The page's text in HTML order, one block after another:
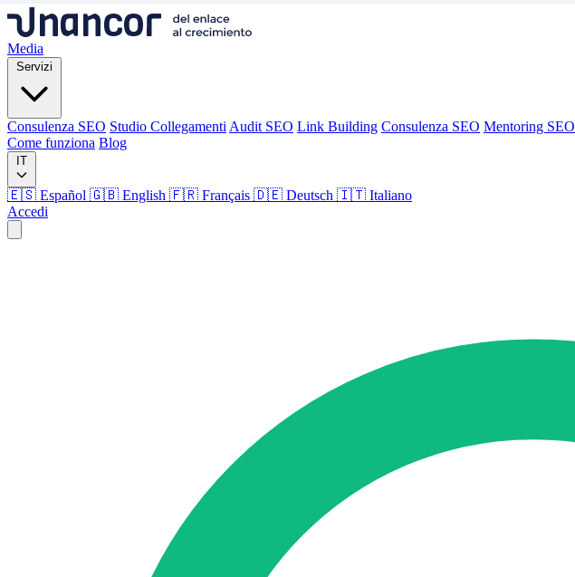
Media
Servizi
Consulenza SEO Studio Collegamenti Audit SEO Link Building Consulenza SEO Mentoring SEO
Come funziona Blog
IT
🇪🇸 Español 🇬🇧 English 🇫🇷 Français 🇩🇪 Deutsch 🇮🇹 Italiano
Accedi